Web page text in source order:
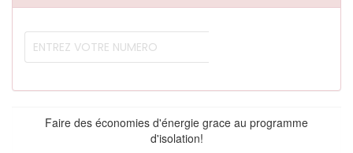
Faire des économies d'énergie grace au programme
d'isolation!